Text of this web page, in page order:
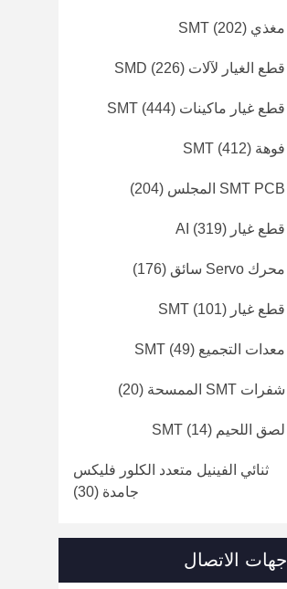
مغذي SMT (202)
قطع الغيار لآلات SMD (226)
قطع غيار ماكينات SMT (444)
فوهة SMT (412)
SMT PCB المجلس (204)
قطع غيار AI (319)
محرك Servo سائق (176)
قطع غيار SMT (101)
معدات التجميع SMT (49)
شفرات SMT الممسحة (20)
لصق اللحيم SMT (14)
ثنائي الفينيل متعدد الكلور فليكس
جامدة (30)
جهات الاتصال